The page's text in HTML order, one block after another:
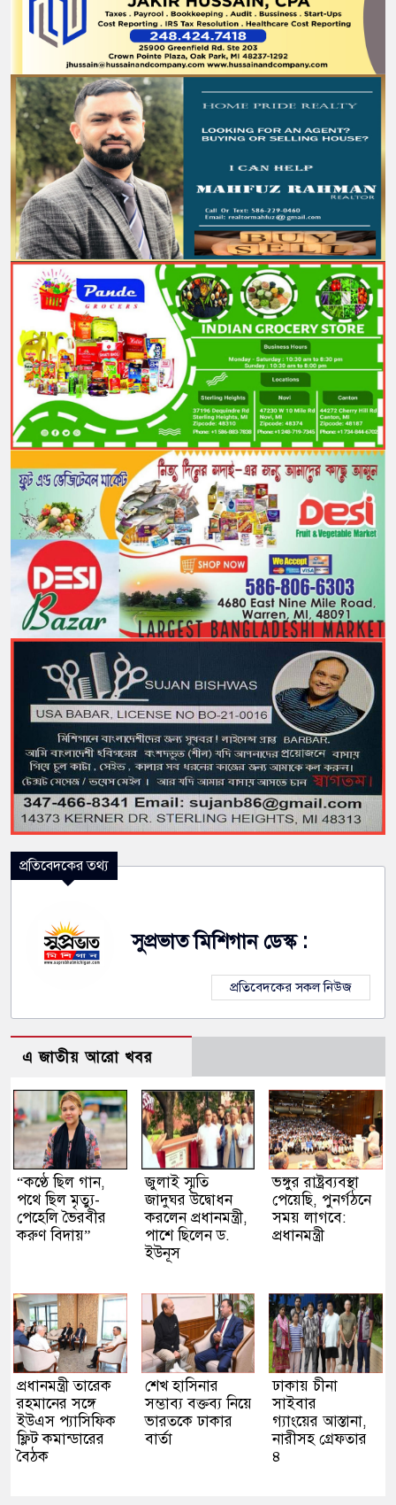
প্রতিবেদকের তথ্য
সুপ্রভাত মিশিগান ডেস্ক :
প্রতিবেদকের সকল নিউজ
এ জাতীয় আরো খবর
“কণ্ঠে ছিল গান,
পথে ছিল মৃত্যু-
পেহেলি ভৈরবীর
করুণ বিদায়”
জুলাই স্মৃতি
জাদুঘর উদ্বোধন
করলেন প্রধানমন্ত্রী,
পাশে ছিলেন ড.
ইউনূস
ভঙ্গুর রাষ্ট্রব্যবস্থা
পেয়েছি, পুনর্গঠনে
সময় লাগবে:
প্রধানমন্ত্রী
প্রধানমন্ত্রী তারেক
রহমানের সঙ্গে
ইউএস প্যাসিফিক
ফ্লিট কমান্ডারের
বৈঠক
শেখ হাসিনার
সম্ভাব্য বক্তব্য নিয়ে
ভারতকে ঢাকার
বার্তা
ঢাকায় চীনা
সাইবার
গ্যাংয়ের আস্তানা,
নারীসহ গ্রেফতার
৪